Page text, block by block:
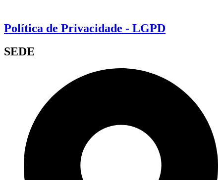
Política de Privacidade - LGPD
SEDE